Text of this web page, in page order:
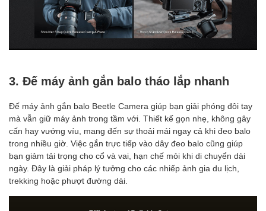
3. Đế máy ảnh gắn balo tháo lắp nhanh
Đế máy ảnh gắn balo Beetle Camera giúp bạn giải phóng đôi tay
mà vẫn giữ máy ảnh trong tầm với. Thiết kế gọn nhẹ, không gây
cấn hay vướng víu, mang đến sự thoải mái ngay cả khi đeo balo
trong nhiều giờ. Việc gắn trực tiếp vào dây đeo balo cũng giúp
bạn giảm tải trọng cho cổ và vai, hạn chế mỏi khi di chuyển dài
ngày. Đây là giải pháp lý tưởng cho các nhiếp ảnh gia du lịch,
trekking hoặc phượt đường dài.